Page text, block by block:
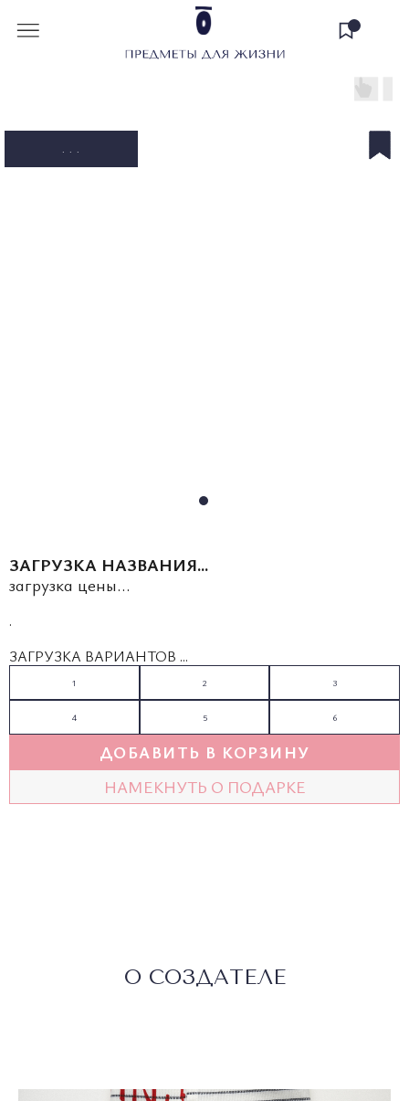
ЗАГРУЗКА НАЗВАНИЯ...
загрузка цены...
.
ЗАГРУЗКА ВАРИАНТОВ ...
1 2 3
4 5 6
ДОБАВИТЬ В КОРЗИНУ
НАМЕКНУТЬ О ПОДАРКЕ
О СОЗДАТЕЛЕ